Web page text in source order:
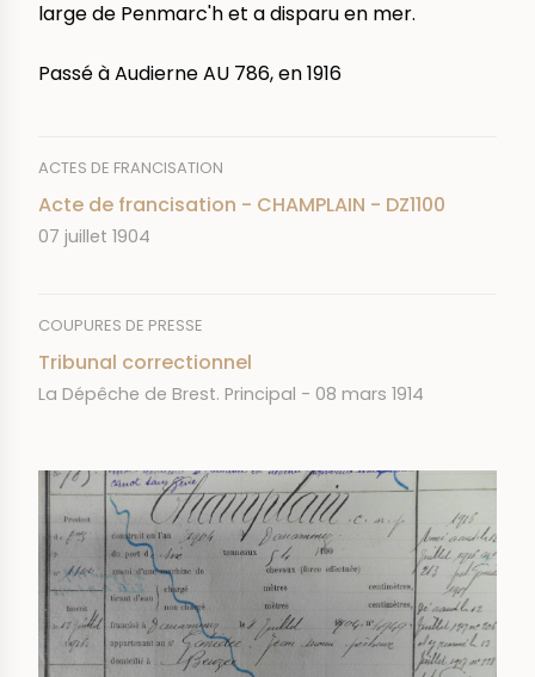
large de Penmarc'h et a disparu en mer.
Passé à Audierne AU 786, en 1916
ACTES DE FRANCISATION
Acte de francisation - CHAMPLAIN - DZ1100
DATE
07 juillet 1904
COUPURES DE PRESSE
Tribunal correctionnel
JOURNAL
La Dépêche de Brest. Principal DATE
08 mars 1914
IMAGE